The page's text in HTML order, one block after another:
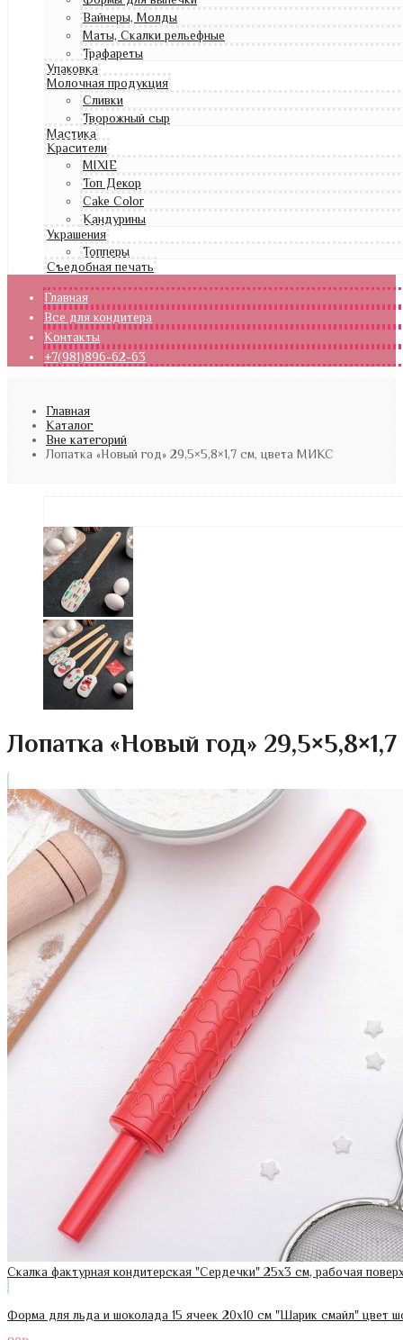
Вайнеры, Молды
Маты, Скалки рельефные
Трафареты
Упаковка
Молочная продукция
Сливки
Творожный сыр
Мастика
Красители
MIXIE
Топ Декор
Cake Color
Кандурины
Украшения
Топперы
Съедобная печать
Главная
Все для кондитера
Контакты
+7(981)896-62-63
Главная
Каталог
Вне категорий
Лопатка «Новый год» 29,5×5,8×1,7 см, цвета МИКС
Лопатка «Новый год»
Скалка фактурная кондитерская "Сердечки" 25х3 см, рабочая
Форма для льда и шоколада 15 ячеек 20х10 см "Шарик смайл" цвет